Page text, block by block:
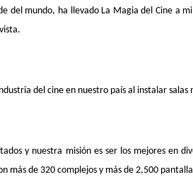
del mundo, ha llevado La Magia del Cine a
del cine en nuestro país al instalar
y nuestra misión es ser los mejores en
más de 320 complejos y más de 2,500